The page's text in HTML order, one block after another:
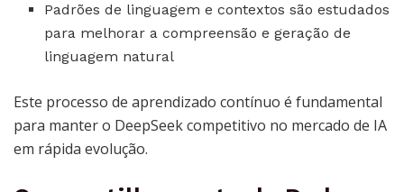
Padrões de linguagem e contextos são estudados
para melhorar a compreensão e geração de
linguagem natural
Este processo de aprendizado contínuo é fundamental
para manter o DeepSeek competitivo no mercado de IA
em rápida evolução.